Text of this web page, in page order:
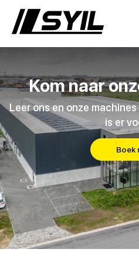
Kom naar
Leer ons en onze
is er
Boek